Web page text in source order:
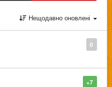
Нещодавно оновлені
0
+7